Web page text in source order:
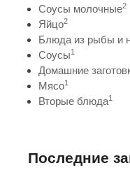
Соусы молочные2
Яйцо2
Блюда из рыбы и
Соусы1
Домашние
Мясо1
Вторые блюда1
Последние